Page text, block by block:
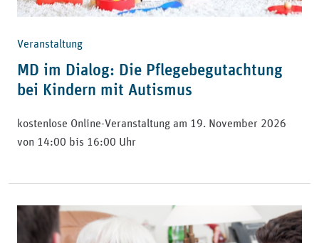
Veranstaltung
MD im Dialog: Die Pflegebegutachtung
bei Kindern mit Autismus
kostenlose Online-Veranstaltung am 19. November 2026
von 14:00 bis 16:00 Uhr